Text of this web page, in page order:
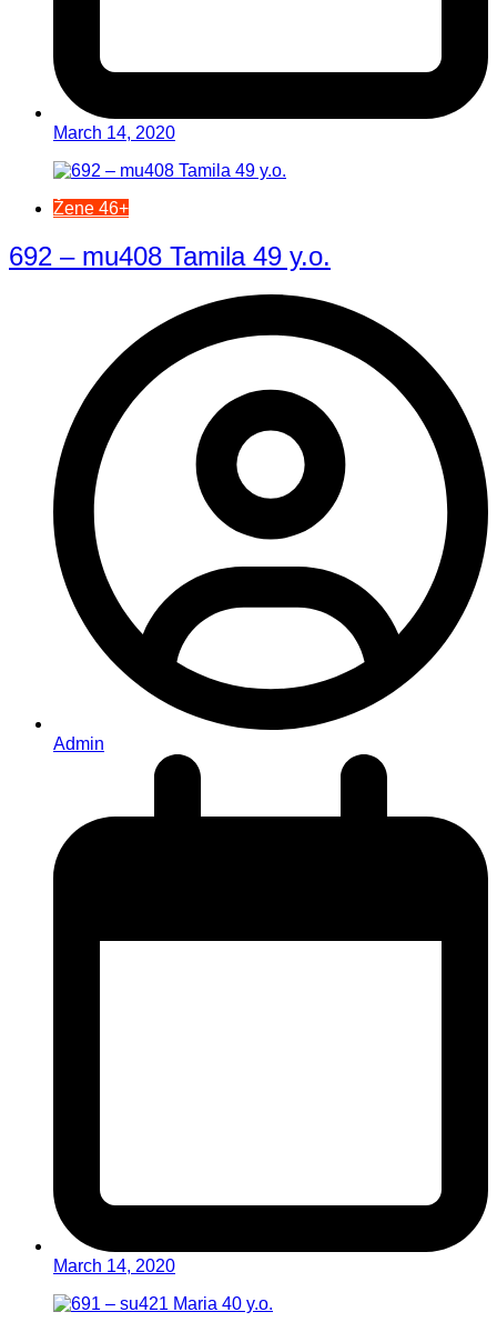
March 14, 2020
Žene 46+
692 – mu408 Tamila 49 y.o.
Admin
March 14, 2020